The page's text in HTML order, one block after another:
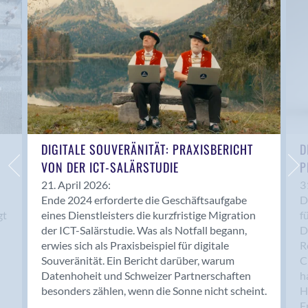
Anwil
Appenzell
Au SG
Baar
Baden
Balsthal
Balzers
Basel
Bassersdorf
Belp
Bendern
Benken (SG)
Bergdietikon
Berlin
Bern
Bern - Liebefeld
DIGITALE SOUVERÄNITÄT: PRAXISBERICHT
VON DER ICT-SALÄRSTUDIE
21. April 2026:
Ende 2024 erforderte die Geschäftsaufgabe
eines Dienstleisters die kurzfristige Migration
der ICT-Salärstudie. Was als Notfall begann,
erwies sich als Praxisbeispiel für digitale
Souveränität. Ein Bericht darüber, warum
Datenhoheit und Schweizer Partnerschaften
besonders zählen, wenn die Sonne nicht scheint.